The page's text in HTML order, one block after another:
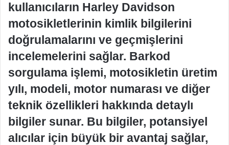
kullanıcıların Harley Davidson
motosikletlerinin kimlik bilgilerini
doğrulamalarını ve geçmişlerini
incelemelerini sağlar. Barkod
sorgulama işlemi, motosikletin üretim
yılı, modeli, motor numarası ve diğer
teknik özellikleri hakkında detaylı
bilgiler sunar. Bu bilgiler, potansiyel
alıcılar için büyük bir avantaj sağlar,